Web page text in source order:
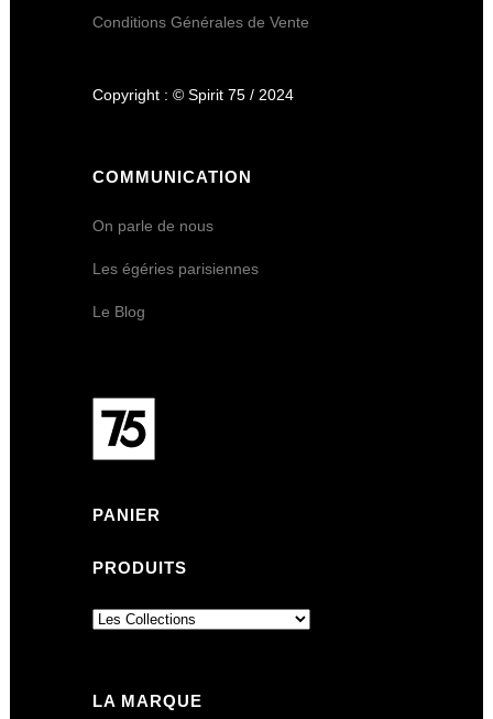
Conditions Générales de Vente
Copyright : © Spirit 75 / 2024
COMMUNICATION
On parle de nous
Les égéries parisiennes
Le Blog
PANIER
PRODUITS
LA MARQUE